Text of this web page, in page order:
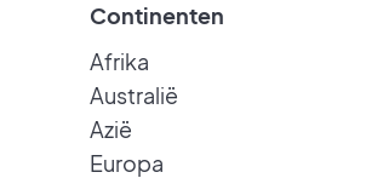
Continenten
Afrika
Australië
Azië
Europa